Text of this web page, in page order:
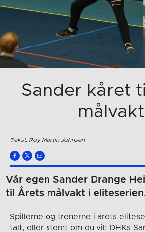
Sander kåret
målvakt
Tekst: Roy Martin Johnsen
Vår egen Sander Drange
til Årets målvakt i
Spillerne og trenerne i årets
talt, eller stemt om du vil: DHKs